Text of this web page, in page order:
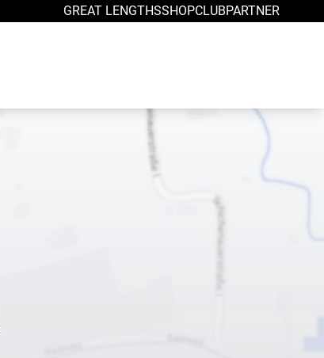
GREAT LENGTHSSHOPCLUBPARTNER